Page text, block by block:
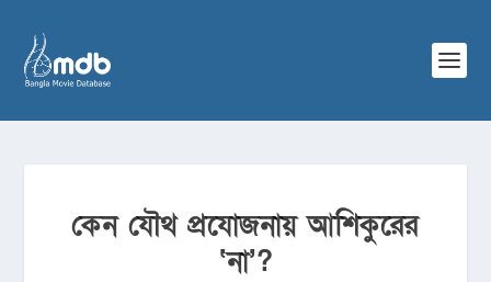
কেন যৌথ প্রযোজনায় আশিকুরের
‘না’?